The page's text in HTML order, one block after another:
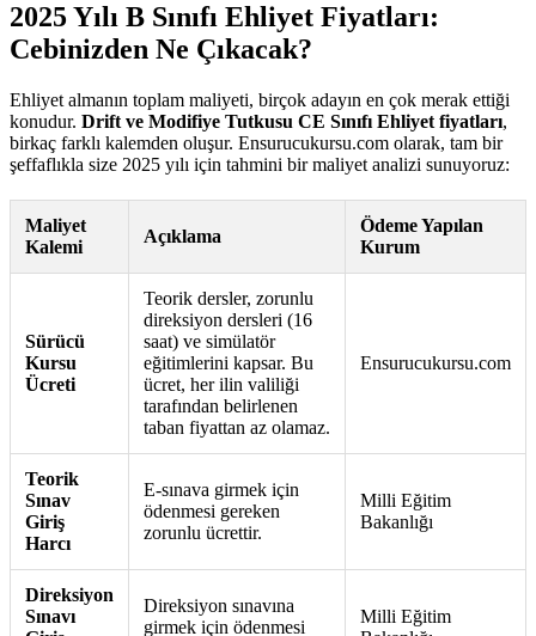
2025 Yılı B Sınıfı Ehliyet Fiyatları:
Cebinizden Ne Çıkacak?
Ehliyet almanın toplam maliyeti, birçok adayın en çok merak ettiği
konudur. Drift ve Modifiye Tutkusu CE Sınıfı Ehliyet fiyatları,
birkaç farklı kalemden oluşur. Ensurucukursu.com olarak, tam bir
şeffaflıkla size 2025 yılı için tahmini bir maliyet analizi sunuyoruz:
Maliyet
Kalemi
Açıklama
Ödeme Yapılan
Kurum
Sürücü
Kursu
Ücreti
Teorik dersler, zorunlu
direksiyon dersleri (16
saat) ve simülatör
eğitimlerini kapsar. Bu
ücret, her ilin valiliği
tarafından belirlenen
taban fiyattan az olamaz.
Ensurucukursu.com
Teorik
Sınav
Giriş
Harcı
E-sınava girmek için
ödenmesi gereken
zorunlu ücrettir.
Milli Eğitim
Bakanlığı
Direksiyon
Sınavı
Direksiyon sınavına
girmek için ödenmesi
Milli Eğitim